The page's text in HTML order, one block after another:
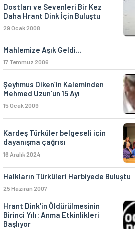
Dostları ve Sevenleri Bir Kez
Daha Hrant Dink İçin Buluştu
29 Ocak 2008
Mahlemize Aşık Geldi...
17 Temmuz 2006
Şeyhmus Diken’in Kaleminden
Mehmed Uzun’un 15 Ayı
15 Ocak 2009
Kardeş Türküler belgeseli için
dayanışma çağrısı
16 Aralık 2024
Halkların Türküleri Harbiyede Buluştu
25 Haziran 2007
Hrant Dink'in Öldürülmesinin
Birinci Yılı: Anma Etkinlikleri
Başlıyor